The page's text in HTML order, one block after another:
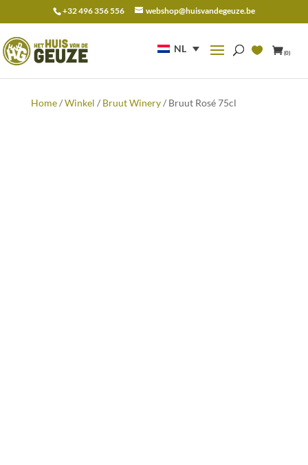
+32 496 356 556 webshop@huisvandegeuze.be
NL (0)
naar:
Home/Winkel / Bruut Winery/ Bruut Rosé 75cl